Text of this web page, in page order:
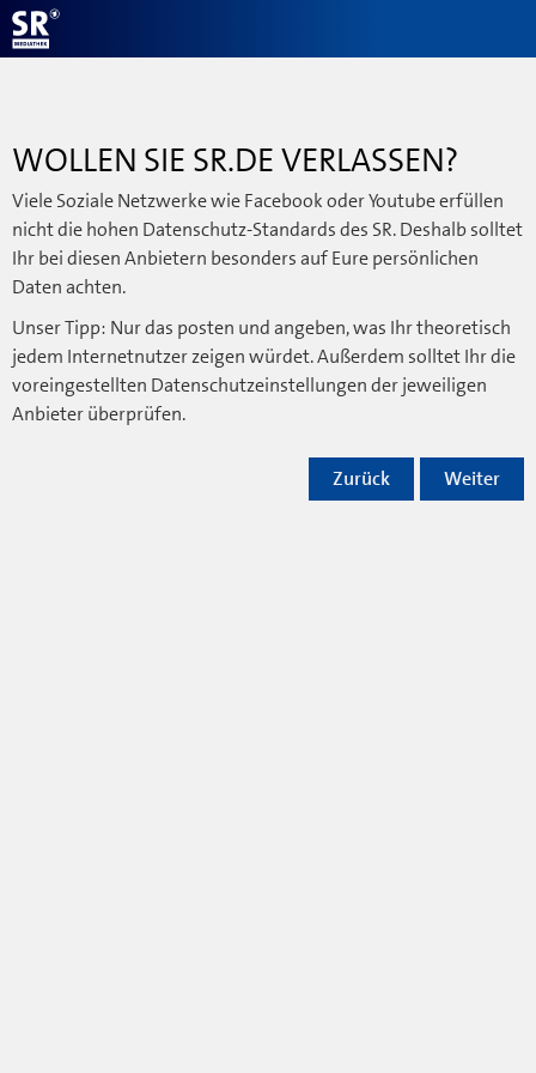
WOLLEN SIE SR.DE VERLASSEN?
Viele Soziale Netzwerke wie Facebook oder Youtube erfüllen
nicht die hohen Datenschutz-Standards des SR. Deshalb solltet
Ihr bei diesen Anbietern besonders auf Eure persönlichen
Daten achten.
Unser Tipp: Nur das posten und angeben, was Ihr theoretisch
jedem Internetnutzer zeigen würdet. Außerdem solltet Ihr die
voreingestellten Datenschutzeinstellungen der jeweiligen
Anbieter überprüfen.
Weiter
Zurück